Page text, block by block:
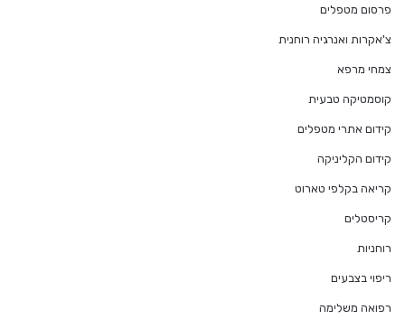
פרסום מטפלים
צ'אקרות ואנרגיה רוחנית
צמחי מרפא
קוסמטיקה טבעית
קידום אתרי מטפלים
קידום הקליניקה
קריאה בקלפי טארוט
קריסטלים
רוחניות
ריפוי בצבעים
רפואה משלימה